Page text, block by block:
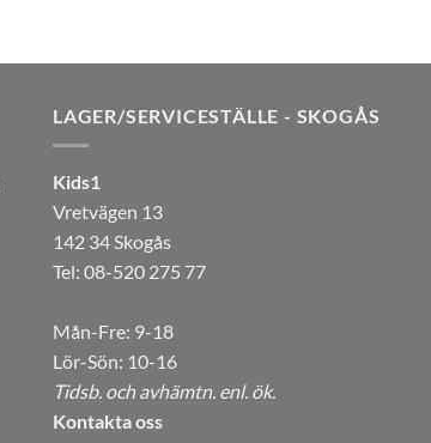
LAGER/SERVICESTÄLLE - SKOGÅS
Kids1
Vretvägen 13
142 34 Skogås
Tel: 08-520 275 77
Mån-Fre: 9-18
Lör-Sön: 10-16
Tidsb. och avhämtn. enl. ök.
Kontakta oss